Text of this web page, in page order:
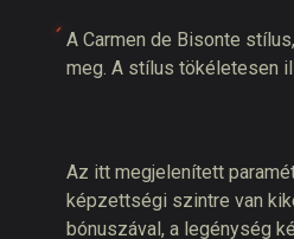
A Carmen de Bisonte
meg. A stílus tökéletesen
Az itt megjelenített
képzettségi szintre van
bónuszával, a legénység